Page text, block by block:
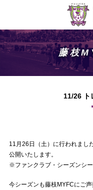
藤枝
11/26 ト
11月26日（土）に行われまし
公開いたします。
※ファンクラブ・シーズンシ
今シーズンも藤枝MYFCにご